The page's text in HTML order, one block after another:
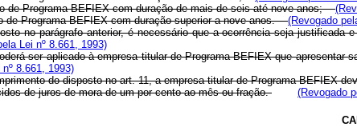
de Programa-BEFIEX com duração de mais de seis até nove anos;
de Programa-BEFIEX com duração superior a nove anos.(Revogado
no parágrafo anterior, é necessário que a ocorrência seja
Lei nº 8.661, 1993)
ser aplicado à empresa titular de Programa-BEFIEX que
8.661, 1993)
do disposto no art. 11, a empresa titular de Programa-BEFIEX
de juros de mora de um por cento ao mês ou fração.
(Revogado